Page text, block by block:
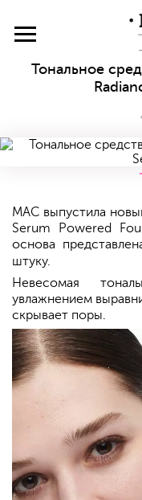
Тональное
MAC выпустила
Serum Powered
основа
штуку.
Невесомая
увлажнением
скрывает поры.